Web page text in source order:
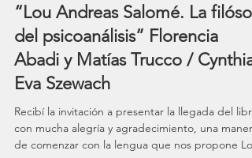
Revista Adynata
del psicoanálisis” Florencia
Abadi y Matías Trucco / Cynthia